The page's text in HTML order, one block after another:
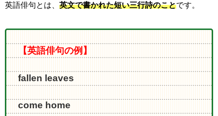
英語俳句とは、 英文で書かれた短い三行詩のことです。
【英語俳句の例】
fallen leaves
come home